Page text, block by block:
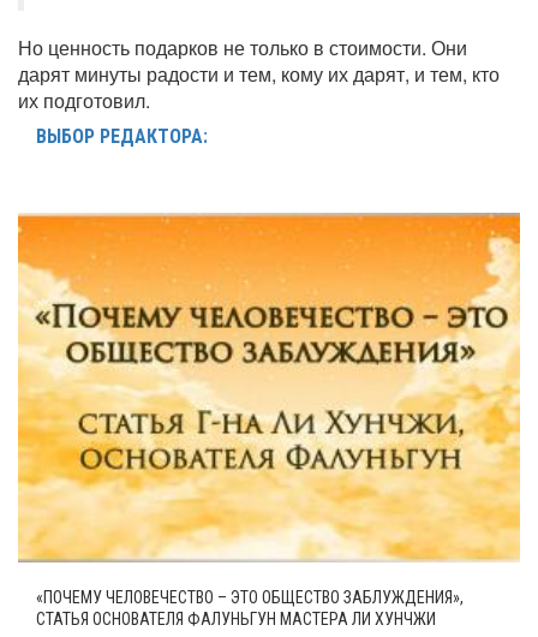
Но ценность подарков не только в стоимости. Они
дарят минуты радости и тем, кому их дарят, и тем, кто
их подготовил.
ВЫБОР РЕДАКТОРА:
«ПОЧЕМУ ЧЕЛОВЕЧЕСТВО – ЭТО ОБЩЕСТВО ЗАБЛУЖДЕНИЯ»,
СТАТЬЯ ОСНОВАТЕЛЯ ФАЛУНЬГУН МАСТЕРА ЛИ ХУНЧЖИ